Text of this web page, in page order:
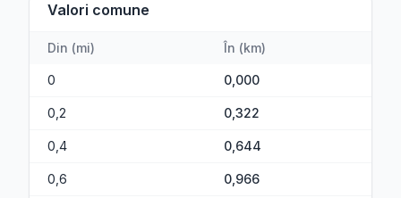
Valori comune
Din (mi) În (km)
0 0,000
0,2 0,322
0,4 0,644
0,6 0,966